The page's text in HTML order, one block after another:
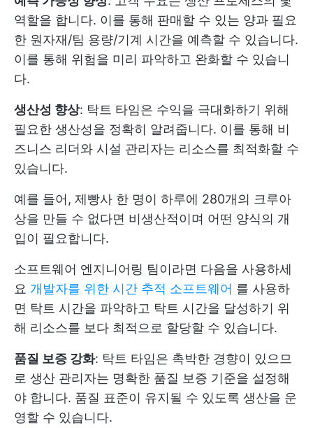
역할을 합니다. 이를 통해 판매할 수 있는 양과 필요
한 원자재/팀 용량/기계 시간을 예측할 수 있습니다.
이를 통해 위험을 미리 파악하고 완화할 수 있습니
다.
생산성 향상: 탁트 타임은 수익을 극대화하기 위해
필요한 생산성을 정확히 알려줍니다. 이를 통해 비
즈니스 리더와 시설 관리자는 리소스를 최적화할 수
있습니다.
예를 들어, 제빵사 한 명이 하루에 280개의 크루아
상을 만들 수 없다면 비생산적이며 어떤 양식의 개
입이 필요합니다.
소프트웨어 엔지니어링 팀이라면 다음을 사용하세
요 개발자를 위한 시간 추적 소프트웨어 를 사용하
면 탁트 시간을 파악하고 탁트 시간을 달성하기 위
해 리소스를 보다 최적으로 할당할 수 있습니다.
품질 보증 강화: 탁트 타임은 촉박한 경향이 있으므
로 생산 관리자는 명확한 품질 보증 기준을 설정해
야 합니다. 품질 표준이 유지될 수 있도록 생산을 운
영할 수 있습니다.